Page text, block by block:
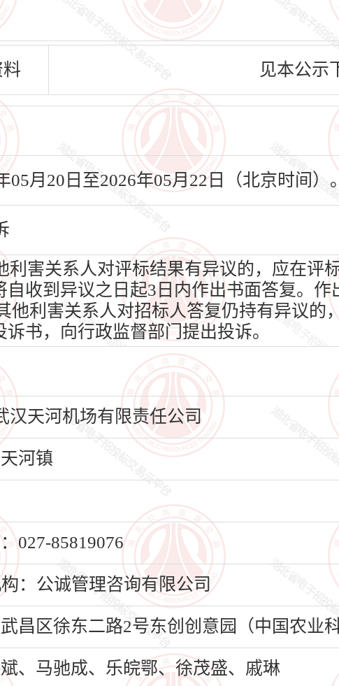
见本公示
05月20日至2026年05月22日（北京时间）
利害关系人对评标结果有异议的，应在评
自收到异议之日起3日内作出书面答复。
他利害关系人对招标人答复仍持有异议的
书，向行政监督部门提出投诉。
汉天河机场有限责任公司
河镇
027-85819076
：公诚管理咨询有限公司
昌区徐东二路2号东创创意园（中国农业
、马驰成、乐皖鄂、徐茂盛、戚琳